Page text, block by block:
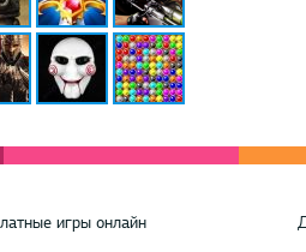
игры онлайн